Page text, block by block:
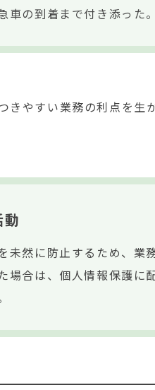
車の到着まで付き添った。
やすい業務の利点を生
未然に防止するため、業
場合は、個人情報保護に